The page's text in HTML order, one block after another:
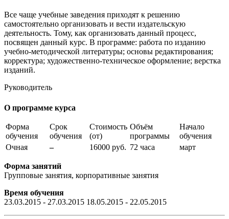
Все чаще учебные заведения приходят к решению
самостоятельно организовать и вести издательскую
деятельность. Тому, как организовать данный процесс,
посвящен данный курс. В программе: работа по изданию
учебно-методической литературы; основы редактирования;
корректура; художественно-техническое оформление; верстка
изданий.
Руководитель
О программе курса
Форма
обучения
Срок
обучения
Стоимость
(от)
Объём
программы
Начало
обучения
Очная
– 16000 руб. 72 часа март
Форма занятий
Групповые занятия, корпоративные занятия
Время обучения
23.03.2015 - 27.03.2015 18.05.2015 - 22.05.2015